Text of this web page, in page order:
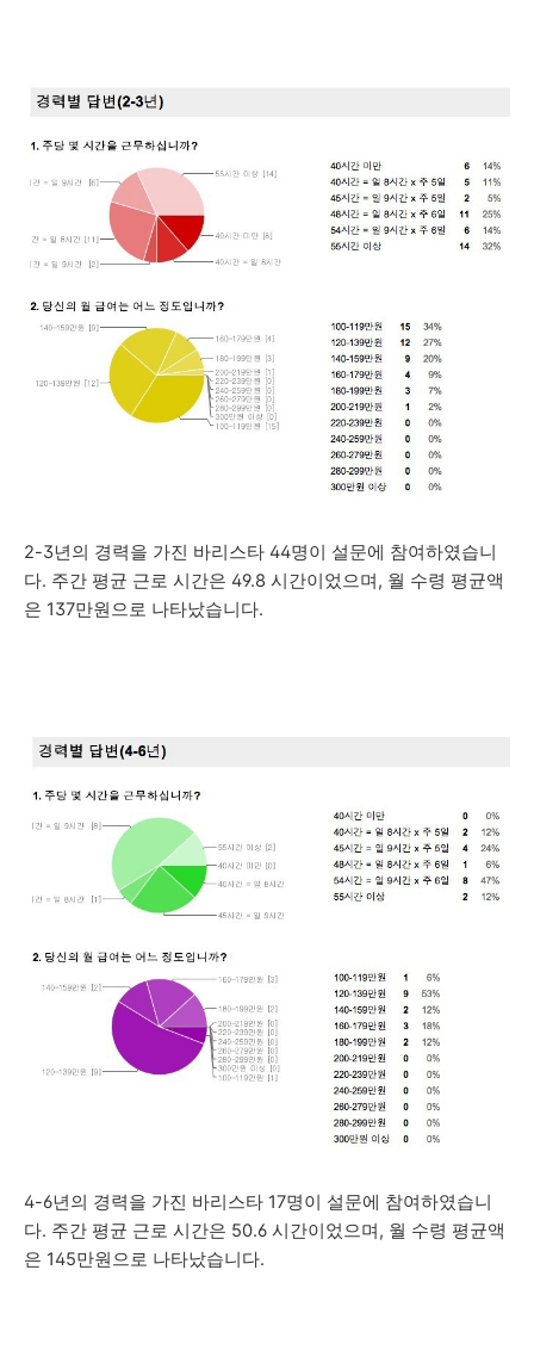
2-3년의 경력을 가진 바리스타 44명이 설문에 참여하였습니
다. 주간 평균 근로 시간은 49.8 시간이었으며, 월 수령 평균액
은 137만원으로 나타났습니다.
4-6년의 경력을 가진 바리스타 17명이 설문에 참여하였습니
다. 주간 평균 근로 시간은 50.6 시간이었으며, 월 수령 평균액
은 145만원으로 나타났습니다.